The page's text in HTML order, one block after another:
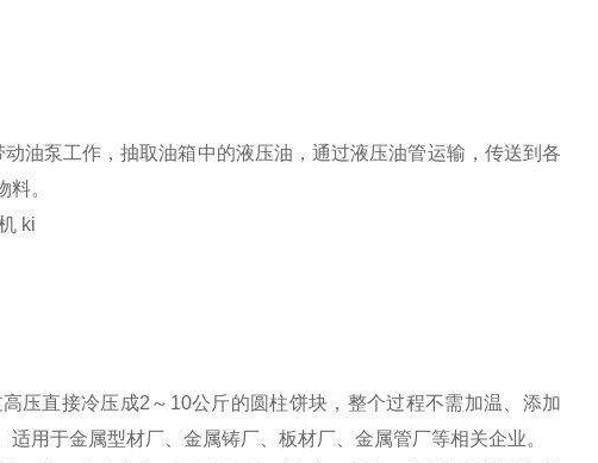
泵工作，抽取油箱中的液压油，通过液压油管运输，传送到各
。
压直接冷压成2～10公斤的圆柱饼块，整个过程不需加温、添加
用于金属型材厂、金属铸厂、板材厂、金属管厂等相关企业。